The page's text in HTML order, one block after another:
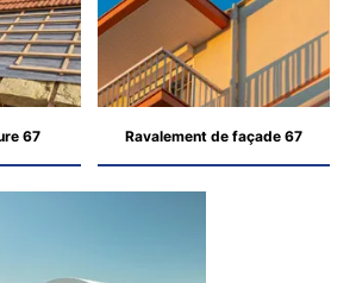
67 Ravalement de façade 67